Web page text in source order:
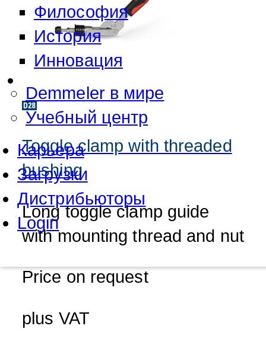
Философия
История
Инновация
Demmeler в мире
Учебный центр
Карьера
Загрузки
Дистрибьюторы
Login
Toggle clamp with threaded
bushing
Long toggle clamp guide
with mounting thread and nut
Price on request
plus VAT